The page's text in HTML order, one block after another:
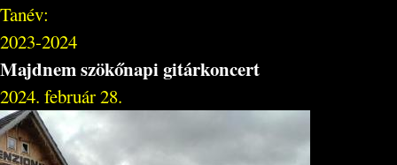
Tanév:
2023-2024
Majdnem szökőnapi gitárkoncert
2024. február 28.